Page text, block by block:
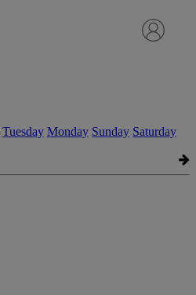
Tuesday Monday Sunday Saturday